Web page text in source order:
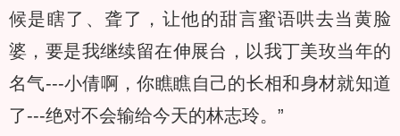
候是瞎了、聋了，让他的甜言蜜语哄去当黄脸
婆，要是我继续留在伸展台，以我丁美玫当年的
名气---小倩啊，你瞧瞧自己的长相和身材就知道
了---绝对不会输给今天的林志玲。”